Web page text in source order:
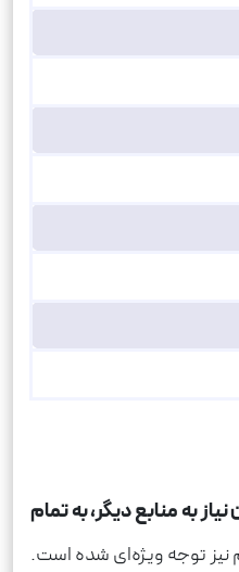
به منابع دیگر، به تمام
نیز توجه ویژه‌ای شده است.